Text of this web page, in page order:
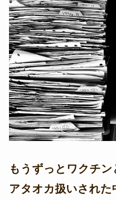
もうずっとワクチ
アタオカ扱いされ